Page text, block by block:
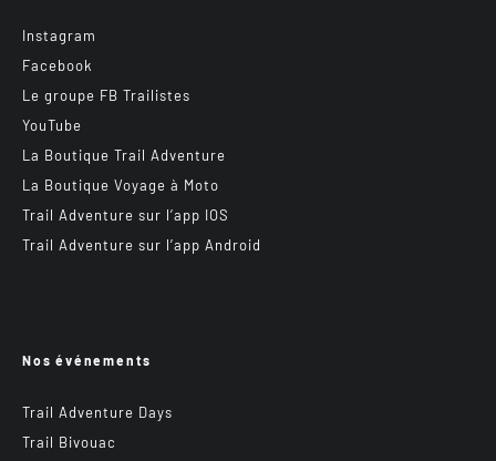
Instagram
Facebook
Le groupe FB Trailistes
YouTube
La Boutique Trail Adventure
La Boutique Voyage à Moto
Trail Adventure sur l’app IOS
Trail Adventure sur l’app Android
Nos événements
Trail Adventure Days
Trail Bivouac